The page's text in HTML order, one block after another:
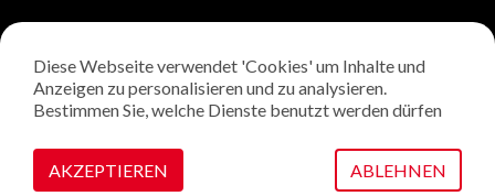
Rechtliche Hinweise
Datenschutzrichtlinie
Verwaltung von Cookies
Diese Webseite verwendet 'Cookies' um Inhalte und
Anzeigen zu personalisieren und zu analysieren.
Bestimmen Sie, welche Dienste benutzt werden dürfen
AKZEPTIEREN ABLEHNEN